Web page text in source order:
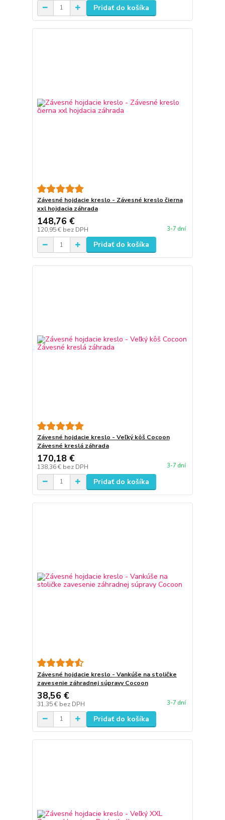
Pridať do košíka
Závesné hojdacie kreslo - Závesné kreslo čierna
xxl hojdacia záhrada
148,76 €
120,95 € bez DPH 3-7 dní
Pridať do košíka
Závesné hojdacie kreslo - Veľký kôš Cocoon
Závesné kreslá záhrada
170,18 €
138,36 € bez DPH 3-7 dní
Pridať do košíka
Závesné hojdacie kreslo - Vankúše na stoličke
zavesenie záhradnej súpravy Cocoon
38,56 €
31,35 € bez DPH 3-7 dní
Pridať do košíka